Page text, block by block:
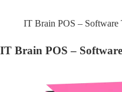
IT Brain POS –
IT Brain POS –